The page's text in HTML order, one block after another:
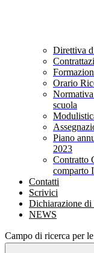
Direttiva
Orario
scuola
Piano
2023
Contratto
comparto
Contatti
Scrivici
Dichiarazione di
NEWS
Campo di ricerca per